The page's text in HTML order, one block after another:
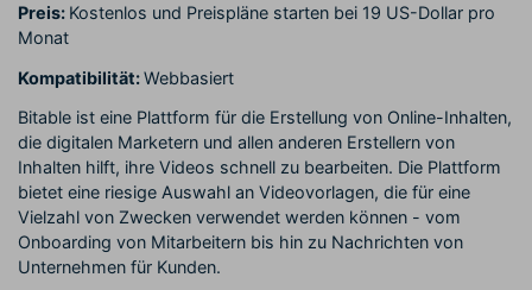
Preis: Kostenlos und Preispläne starten bei 19 US-Dollar pro
Monat
Kompatibilität:Webbasiert
Bitable ist eine Plattform für die Erstellung von Online-Inhalten,
die digitalen Marketern und allen anderen Erstellern von
Inhalten hilft, ihre Videos schnell zu bearbeiten. Die Plattform
bietet eine riesige Auswahl an Videovorlagen, die für eine
Vielzahl von Zwecken verwendet werden können - vom
Onboarding von Mitarbeitern bis hin zu Nachrichten von
Unternehmen für Kunden.